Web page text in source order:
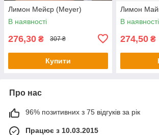
Лимон Мейєр (Meyer)
В наявності
276,30 ₴ 307 ₴
Купити
Лимон
В наявності
274,50 ₴
Про нас
96% позитивних з 75 відгуків за рік
Працює з 10.03.2015